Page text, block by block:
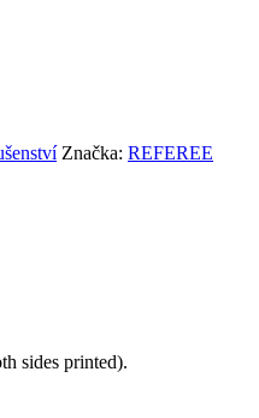
Značka: REFEREE
sides printed).